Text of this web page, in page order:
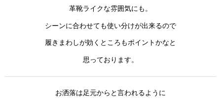
革靴ライクな雰囲気にも。
シーンに合わせても使い分けが出来るので
履きまわしが効くところもポイントかなと
思っております。
お洒落は足元からと言われるように